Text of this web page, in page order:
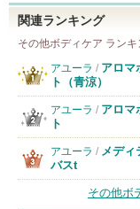
関連ランキング
その他ボディケア ランキ
アユーラ / アロマ
ト（青涼）
アユーラ / アロマ
ト
アユーラ / メディ
バスt
その他ボ